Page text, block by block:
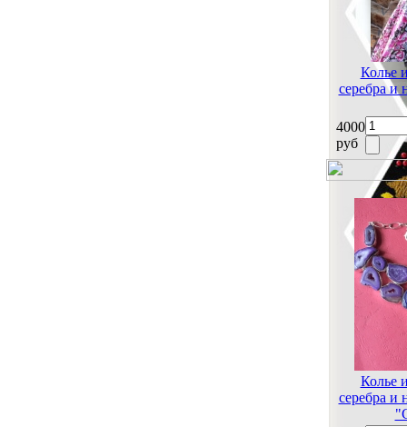
Колье
серебра и
4000
руб
Колье
серебра и